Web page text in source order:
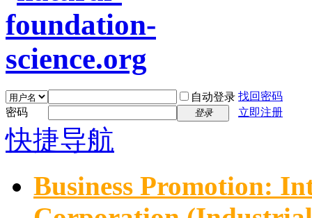
自动登录 找回密码
密码
登录 立即注册
快捷导航
Business Promotion: